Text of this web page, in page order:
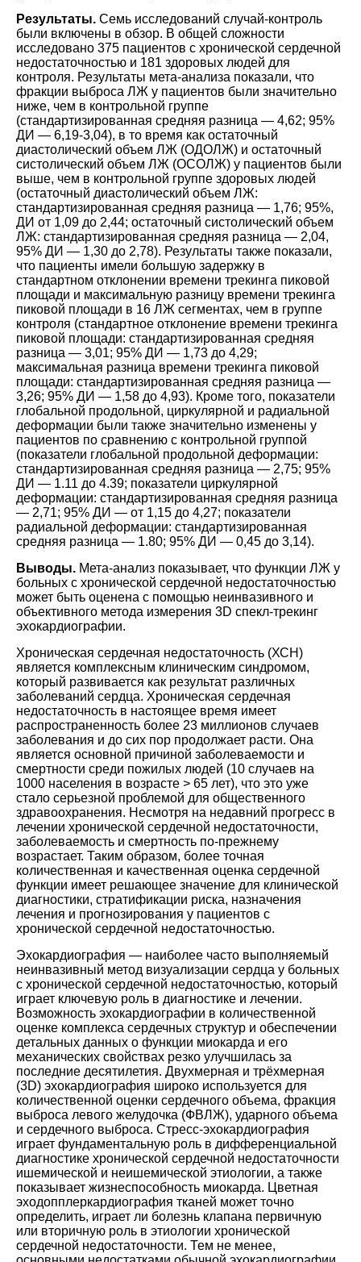
Результаты. Семь исследований случай-контроль
были включены в обзор. В общей сложности
исследовано 375 пациентов с хронической сердечной
недостаточностью и 181 здоровых людей для
контроля. Результаты мета-анализа показали, что
фракции выброса ЛЖ у пациентов были значительно
ниже, чем в контрольной группе
(стандартизированная средняя разница ― 4,62; 95%
ДИ ― 6,19-3,04), в то время как остаточный
диастолический объем ЛЖ (ОДОЛЖ) и остаточный
систолический объем ЛЖ (ОСОЛЖ) у пациентов были
выше, чем в контрольной группе здоровых людей
(остаточный диастолический объем ЛЖ:
стандартизированная средняя разница ― 1,76; 95%,
ДИ от 1,09 до 2,44; остаточный систолический объем
ЛЖ: стандартизированная средняя разница ― 2,04,
95% ДИ ― 1,30 до 2,78). Результаты также показали,
что пациенты имели большую задержку в
стандартном отклонении времени трекинга пиковой
площади и максимальную разницу времени трекинга
пиковой площади в 16 ЛЖ сегментах, чем в группе
контроля (стандартное отклонение времени трекинга
пиковой площади: стандартизированная средняя
разница ― 3,01; 95% ДИ ― 1,73 до 4,29;
максимальная разница времени трекинга пиковой
площади: стандартизированная средняя разница ―
3,26; 95% ДИ ― 1,58 до 4,93). Кроме того, показатели
глобальной продольной, циркулярной и радиальной
деформации были также значительно изменены у
пациентов по сравнению с контрольной группой
(показатели глобальной продольной деформации:
стандартизированная средняя разница ― 2,75; 95%
ДИ ― 1.11 до 4.39; показатели циркулярной
деформации: стандартизированная средняя разница
― 2,71; 95% ДИ ― от 1,15 до 4,27; показатели
радиальной деформации: стандартизированная
средняя разница ― 1.80; 95% ДИ ― 0,45 до 3,14).
Выводы. Мета-анализ показывает, что функции ЛЖ у
больных с хронической сердечной недостаточностью
может быть оценена с помощью неинвазивного и
объективного метода измерения 3D спекл-трекинг
эхокардиографии.
Хроническая сердечная недостаточность (ХСН)
является комплексным клиническим синдромом,
который развивается как результат различных
заболеваний сердца. Хроническая сердечная
недостаточность в настоящее время имеет
распространенность более 23 миллионов случаев
заболевания и до сих пор продолжает расти. Она
является основной причиной заболеваемости и
смертности среди пожилых людей (10 случаев на
1000 населения в возрасте > 65 лет), что это уже
стало серьезной проблемой для общественного
здравоохранения. Несмотря на недавний прогресс в
лечении хронической сердечной недостаточности,
заболеваемость и смертность по-прежнему
возрастает. Таким образом, более точная
количественная и качественная оценка сердечной
функции имеет решающее значение для клинической
диагностики, стратификации риска, назначения
лечения и прогнозирования у пациентов с
хронической сердечной недостаточностью.
Эхокардиография ― наиболее часто выполняемый
неинвазивный метод визуализации сердца у больных
с хронической сердечной недостаточностью, который
играет ключевую роль в диагностике и лечении.
Возможность эхокардиографии в количественной
оценке комплекса сердечных структур и обеспечении
детальных данных о функции миокарда и его
механических свойствах резко улучшилась за
последние десятилетия. Двухмерная и трёхмерная
(3D) эхокардиография широко используется для
количественной оценки сердечного объема, фракция
выброса левого желудочка (ФВЛЖ), ударного объема
и сердечного выброса. Стресс-эхокардиография
играет фундаментальную роль в дифференциальной
диагностике хронической сердечной недостаточности
ишемической и неишемической этиологии, а также
показывает жизнеспособность миокарда. Цветная
эходопплеркардиография тканей может точно
определить, играет ли болезнь клапана первичную
или вторичную роль в этиологии хронической
сердечной недостаточности. Тем не менее,